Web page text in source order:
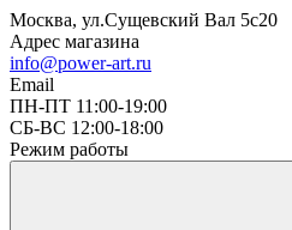
Москва, ул.Сущевский Вал 5с20
Адрес магазина
info@power-art.ru
Email
ПН-ПТ 11:00-19:00
СБ-ВС 12:00-18:00
Режим работы